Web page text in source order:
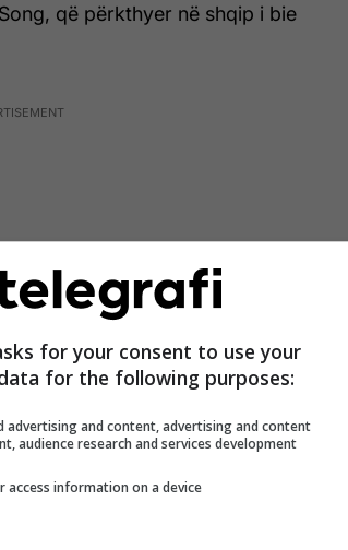
që përkthyer në shqip i bie
muzikore të filmit “Alita: Battle
vit.
for your consent to use your
for the following purposes:
advertising and content, advertising and content
audience research and services development
access information on a device